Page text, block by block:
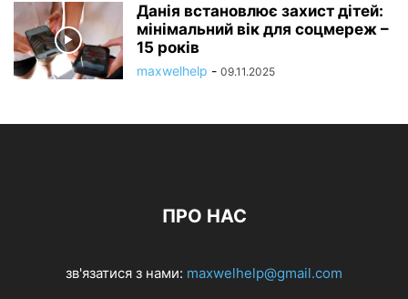
Данія встановлює захист дітей:
мінімальний вік для соцмереж –
15 років
maxwelhelp - 09.11.2025
ПРО НАС
зв'язатися з нами: maxwelhelp@gmail.com